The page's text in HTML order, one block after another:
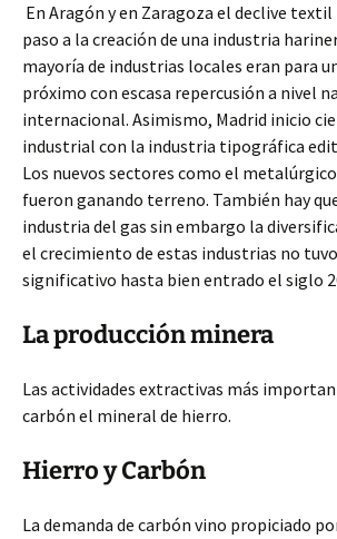
En Aragón y en Zaragoza el declive
paso a la creación de una industria
mayoría de industrias locales eran para
próximo con escasa repercusión a nivel
internacional. Asimismo, Madrid inicio
industrial con la industria tipográfica
Los nuevos sectores como el
fueron ganando terreno. También hay
industria del gas sin embargo la
el crecimiento de estas industrias no
significativo hasta bien entrado el siglo
La producción minera
Las actividades extractivas más
carbón el mineral de hierro.
Hierro y Carbón
La demanda de carbón vino propiciado